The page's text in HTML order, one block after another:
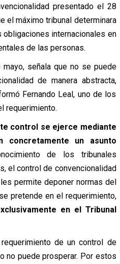
presentado el 28
el máximo tribunal determinara
obligaciones internacionales en
de las personas.
señala que no se puede
de manera abstracta,
Fernando Leal, uno de los
requerimiento.
control se ejerce mediante
concretamente un asunto
de los tribunales
el control de convencionalidad
permite deponer normas del
pretende en el requerimiento,
en el Tribunal
de un control de
no puede prosperar. Por estos